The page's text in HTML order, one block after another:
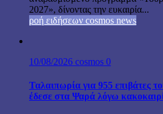
2027», δίνοντας την ευκαιρία...
ροή ειδήσεων cosmos news
10/08/2026 cosmos 0
Ταλαιπωρία για 955 επιβάτες
έδεσε στα Ψαρά λόγω